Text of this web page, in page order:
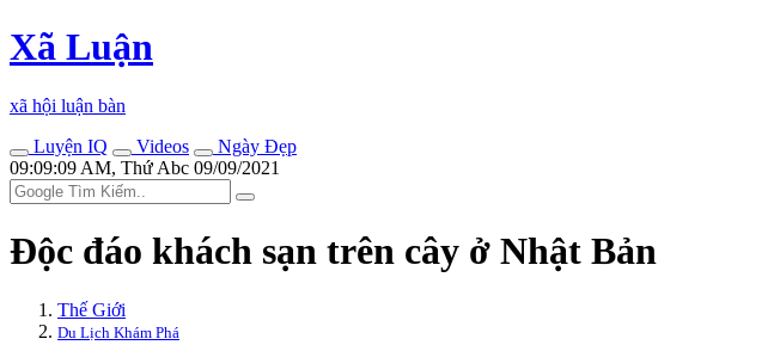
Xã Luận
xã hội luận bàn
Luyện IQ
Videos
Ngày Đẹp
09:09:09 AM, Thứ Abc 09/09/2021
Độc đáo khách sạn trên cây ở Nhật Bản
Thế Giới
Du Lịch Khám Phá